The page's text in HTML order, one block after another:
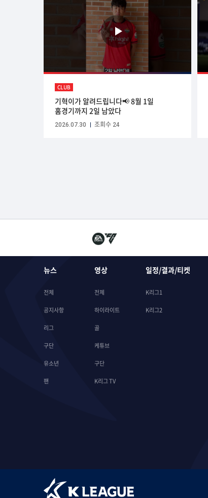
CLUB
기혁이가 알려드립니다📢 8월 1일
홈경기까지 2일 남았다
2026.07.30 조회수 24
뉴스
전체
공지사항
리그
구단
유소년
팬
영상
전체
하이라이트
골
케튜브
구단
K리그 TV
일정/결과/티켓
K리그1
K리그2